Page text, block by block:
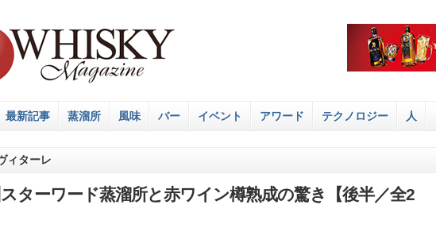
最新記事 蒸溜所 風味 バー イベント アワード テクノロジー 人
ィターレ
ターワード蒸溜所と赤ワイン樽熟成の驚き【後半／全2